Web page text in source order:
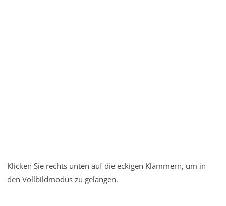
Klicken Sie rechts unten auf die eckigen Klammern, um in
den Vollbildmodus zu gelangen.